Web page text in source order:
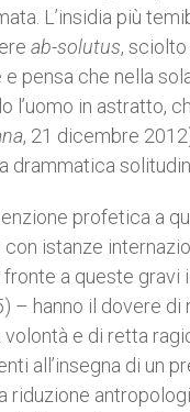
L’insidia più
ab-solutus,
pensa che nella
l’uomo in astratto,
, 21 dicembre
drammatica
profetica a
istanze
a queste gravi
– hanno il dovere di
e di retta
all’insegna di un
riduzione